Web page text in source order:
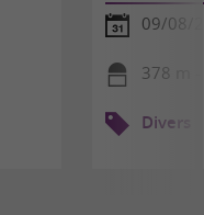
09/08/
378 m -
Divers